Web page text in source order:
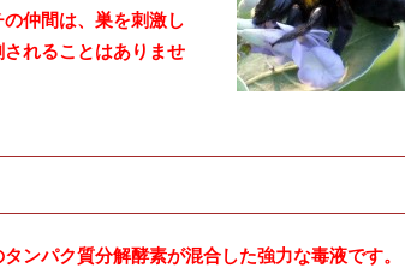
仲間は、巣を刺激し
れることはありませ
ンパク質分解酵素が混合した強力な毒液です。